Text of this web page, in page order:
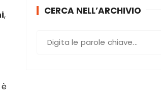
,
CERCA NELL’ARCHIVIO